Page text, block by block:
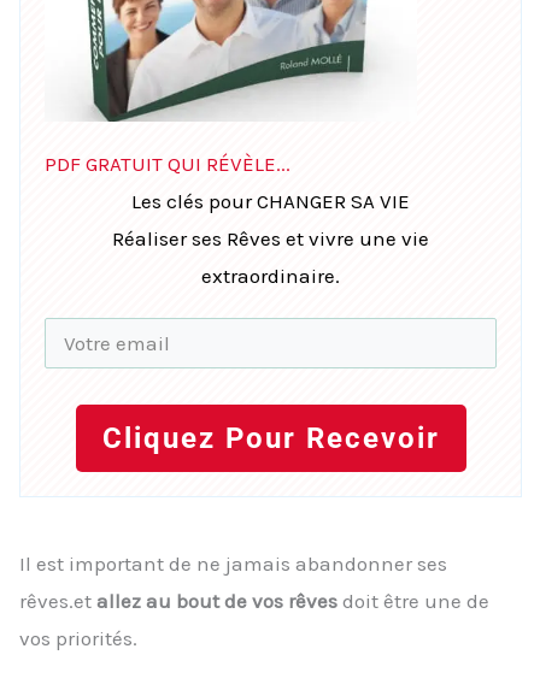
PDF GRATUIT QUI RÉVÈLE...
Les clés pour CHANGER SA VIE
Réaliser ses Rêves et vivre une vie
extraordinaire.
Cliquez Pour Recevoir
Il est important de ne jamais abandonner ses
rêves.et allez au bout de vos rêves doit être une de
vos priorités.